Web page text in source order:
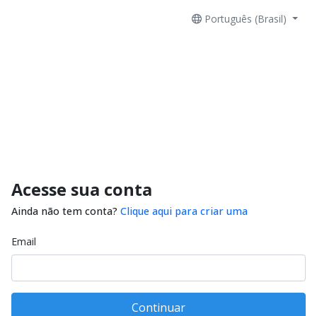
Português (Brasil)
Acesse sua conta
Ainda não tem conta? Clique aqui para criar uma
Email
Continuar